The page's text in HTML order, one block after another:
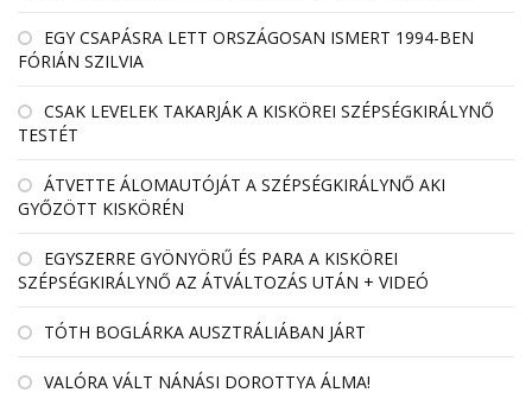
EGY CSAPÁSRA LETT ORSZÁGOSAN ISMERT 1994-BEN
FÓRIÁN SZILVIA
CSAK LEVELEK TAKARJÁK A KISKÖREI SZÉPSÉGKIRÁLYNŐ
TESTÉT
ÁTVETTE ÁLOMAUTÓJÁT A SZÉPSÉGKIRÁLYNŐ AKI
GYŐZÖTT KISKÖRÉN
EGYSZERRE GYÖNYÖRŰ ÉS PARA A KISKÖREI
SZÉPSÉGKIRÁLYNŐ AZ ÁTVÁLTOZÁS UTÁN + VIDEÓ
TÓTH BOGLÁRKA AUSZTRÁLIÁBAN JÁRT
VALÓRA VÁLT NÁNÁSI DOROTTYA ÁLMA!